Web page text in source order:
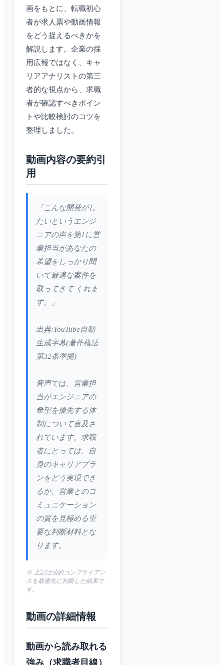
画をもとに、転職初心
者が求人票や動画情報
をどう捉えるべきかを
解説します。企業の採
用広報ではなく、キャ
リアアナリストの第三
者的な視点から、求職
者が確認すべきポイン
トや比較検討のコツを
整理しました。
動画内容の要約引
用
「こんな開発がし
たいというエンジ
ニアの声を第1に営
業担当があなたの
希望をしっかり聞
いて最適な案件を
取ってきて くれま
す。」
出典:YouTube自動
生成字幕(著作権法
第32条準拠)
音声では、営業担
当がエンジニアの
希望を優先する体
制について言及さ
れています。求職
者にとっては、自
身のキャリアプラ
ンをどう実現でき
るか、営業とのコ
ミュニケーション
の質を見極める重
要な判断材料とな
ります。
※ 上記は法的コンプライアン
スを最優先に判断した結果で
す。
動画の詳細情報
動画から読み取れる
強み（求職者目線）